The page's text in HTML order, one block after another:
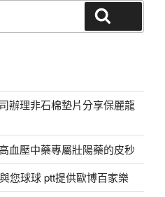
辦理非石棉墊片分享保麗龍
血壓中藥專屬壯陽藥的皮秒
您球球 ptt提供歐博百家樂